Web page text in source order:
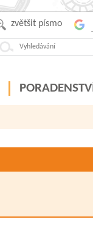
zvětšit písmo
PORADENSTVÍ